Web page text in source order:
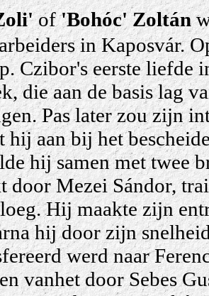
of'Bohóc' Zoltán
in Kaposvár.
Czibor's eerste liefde
die aan de basis lag
Pas later zou zijn
hij aan bij het
hij samen met twee
door MezeiSándor,
Hij maakte zijn
hij door zijn
werd naar
vanhet door Sebes